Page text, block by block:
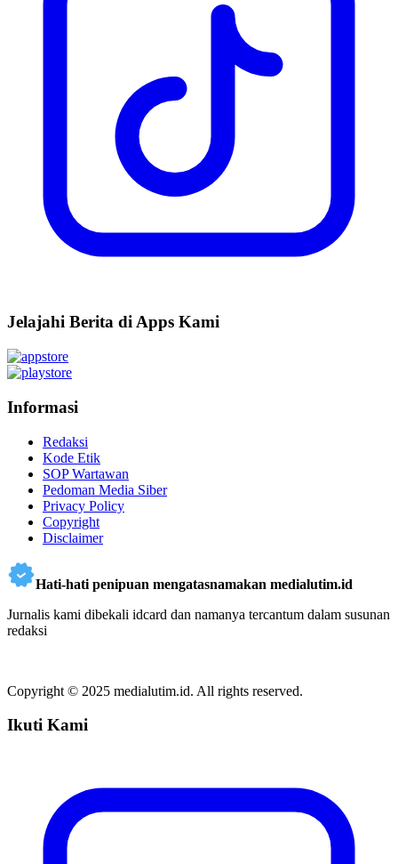
Jelajahi Berita di Apps Kami
Informasi
Redaksi
Kode Etik
SOP Wartawan
Pedoman Media Siber
Privacy Policy
Copyright
Disclaimer
Hati-hati penipuan mengatasnamakan medialutim.id
Jurnalis kami dibekali idcard dan namanya tercantum dalam susunan
redaksi
Copyright © 2025 medialutim.id. All rights reserved.
Ikuti Kami